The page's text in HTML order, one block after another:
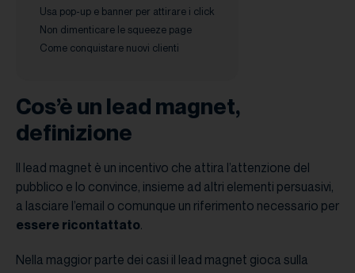
Usa pop-up e banner per attirare i click
Non dimenticare le squeeze page
Come conquistare nuovi clienti
Cos’è un lead magnet,
definizione
Il lead magnet è un incentivo che attira l’attenzione del
pubblico e lo convince, insieme ad altri elementi persuasivi,
a lasciare l’email o comunque un riferimento necessario per
essere ricontattato.
Nella maggior parte dei casi il lead magnet gioca sulla